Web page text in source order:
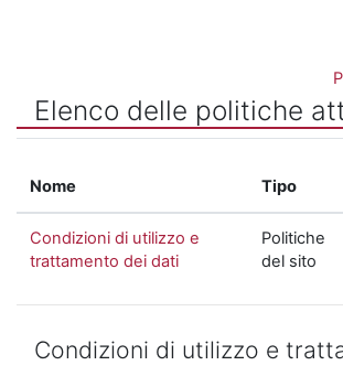
Elenco delle politiche
Nome Tipo
Condizioni di utilizzo e
trattamento dei dati
Politiche
del sito
Condizioni di utilizzo e